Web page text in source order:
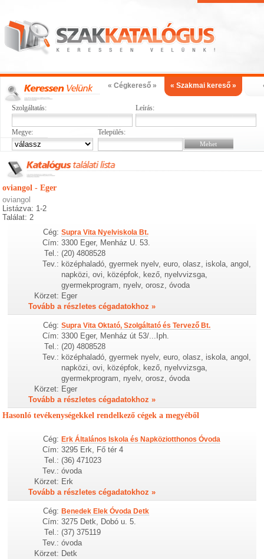
« Cégkereső » « Szakmai kereső »
Szolgáltatás: Leírás:
Megye: Település:
oviangol - Eger
oviangol
Listázva: 1-2
Találat: 2
Cég: Supra Vita Nyelviskola Bt.
Cím: 3300 Eger, Menház U. 53.
Tel.: (20) 4808528
Tev.: középhaladó, gyermek nyelv, euro, olasz, iskola, angol,
napközi, ovi, középfok, kező, nyelvvizsga,
gyermekprogram, nyelv, orosz, óvoda
Körzet: Eger
Tovább a részletes cégadatokhoz »
Cég: Supra Vita Oktató, Szolgáltató és Tervező Bt.
Cím: 3300 Eger, Menház út 53/...Iph.
Tel.: (20) 4808528
Tev.: középhaladó, gyermek nyelv, euro, olasz, iskola, angol,
napközi, ovi, középfok, kező, nyelvvizsga,
gyermekprogram, nyelv, orosz, óvoda
Körzet: Eger
Tovább a részletes cégadatokhoz »
Hasonló tevékenységekkel rendelkező cégek a megyéből
Cég: Erk Általános Iskola és Napköziotthonos Óvoda
Cím: 3295 Erk, Fő tér 4
Tel.: (36) 471023
Tev.: óvoda
Körzet: Erk
Tovább a részletes cégadatokhoz »
Cég: Benedek Elek Óvoda Detk
Cím: 3275 Detk, Dobó u. 5.
Tel.: (37) 375119
Tev.: óvoda
Körzet: Detk